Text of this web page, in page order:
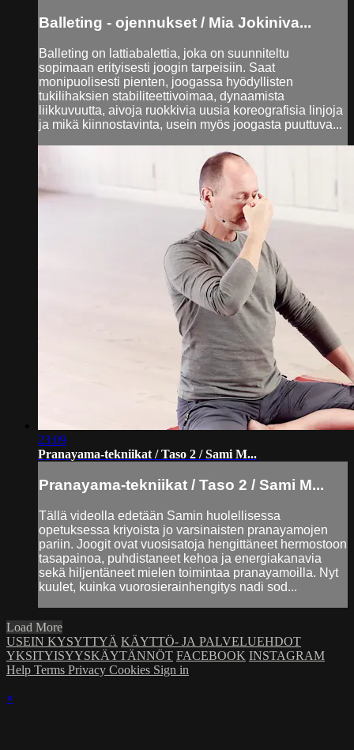
Balleting - ojennukset / Mia Jokiniva...
Balleting on lattiabalettia, joka on suunniteltu
sopimaan erityisesti joogin tarpeisiin. Saat
monipuolisesti pienten, joogassa hyödyllisten
tukilihaksien stabiliteettivoimaa, dynaamista
liikkuvuutta, aivoja ruokkivia uusia koreografisia linjoja
ja mikä kiinnostavinta, usein myös joogasta puuttuva...
23:09
Pranayama-tekniikat / Taso 2 / Sami M...
Pranayama-tekniikat / Taso 2 / Sami M...
Tällä videolla edetään Samin huolellisessa
opetuksessa kriyoista jo varsinaisten pranayamojen
pariin. Joogit ovat vuosisatoja hengittäneet hermostoon
tasapainoa, puhdistaneet kehoa ja energiakanavia
sekä hiljentäneet mielen toimintaa pranayamoilla. Nyt
kuulet, kuinka vuorosierainhengitys nadi sod...
Load More
USEIN KYSYTTYÄ KÄYTTÖ- JA PALVELUEHDOT
YKSITYISYYSKÄYTÄNNÖT FACEBOOK INSTAGRAM
Help Terms Privacy Cookies Sign in
×